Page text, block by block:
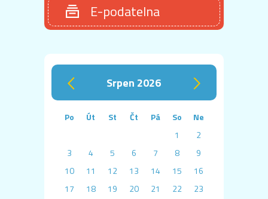
E-podatelna
‹ srpen 2026 ›
Po Út St Čt Pá So
Ne
1
2
3
4 5 6 7 8
9
10
11 12 13 14 15
16
17
18 19 20 21 22
23